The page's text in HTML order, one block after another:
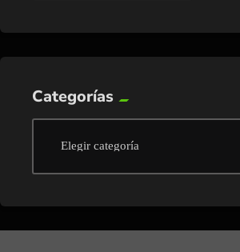
Categorías